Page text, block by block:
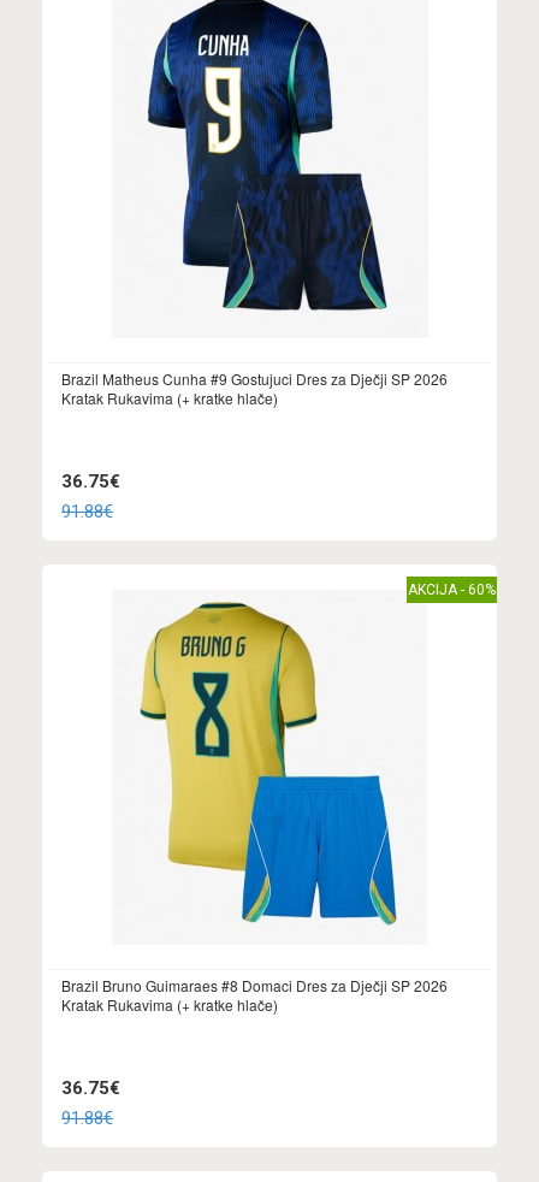
Brazil Matheus Cunha #9 Gostujuci Dres za Dječji SP 2026
Kratak Rukavima (+ kratke hlače)
36.75€
91.88€
AKCIJA - 60%
Brazil Bruno Guimaraes #8 Domaci Dres za Dječji SP 2026
Kratak Rukavima (+ kratke hlače)
36.75€
91.88€